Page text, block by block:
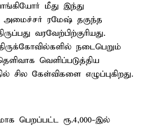
மீது இந்து
அமைச்சர் ரமேஷ் தகுந்த
வரவேற்பிற்குரியது.
நடைபெறும்
வெளிப்படுத்திய
சில கேள்விகளை எழுப்புகிறது.
பெறப்பட்ட ரூ.4,000-இல்